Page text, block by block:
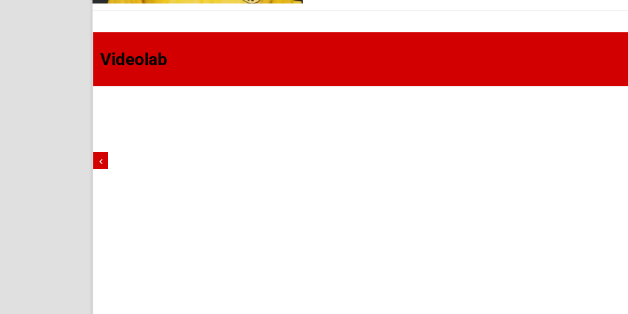
Videolab
‹